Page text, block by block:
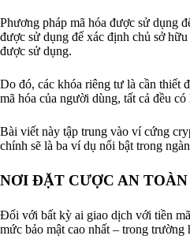
Phương pháp mã hóa được sử dụng
được sử dụng để xác định chủ sở
được sử dụng.
Do đó, các khóa riêng tư là cần thiết
mã hóa của người dùng, tất cả đều
Bài viết này tập trung vào ví cứng
chính sẽ là ba ví dụ nổi bật trong
NƠI ĐẶT CƯỢC AN
Đối với bất kỳ ai giao dịch với tiền mã
mức bảo mật cao nhất – trong trường